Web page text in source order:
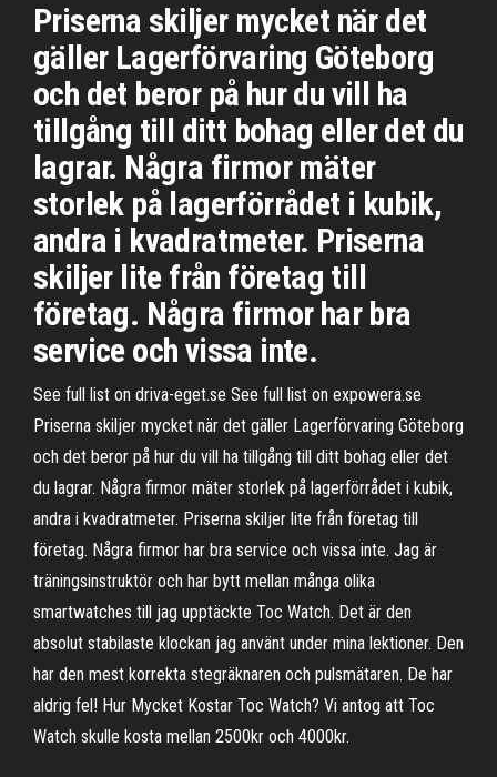
Priserna skiljer mycket när det
gäller Lagerförvaring Göteborg
och det beror på hur du vill ha
tillgång till ditt bohag eller det du
lagrar. Några firmor mäter
storlek på lagerförrådet i kubik,
andra i kvadratmeter. Priserna
skiljer lite från företag till
företag. Några firmor har bra
service och vissa inte.
See full list on driva-eget.se See full list on expowera.se
Priserna skiljer mycket när det gäller Lagerförvaring Göteborg
och det beror på hur du vill ha tillgång till ditt bohag eller det
du lagrar. Några firmor mäter storlek på lagerförrådet i kubik,
andra i kvadratmeter. Priserna skiljer lite från företag till
företag. Några firmor har bra service och vissa inte. Jag är
träningsinstruktör och har bytt mellan många olika
smartwatches till jag upptäckte Toc Watch. Det är den
absolut stabilaste klockan jag använt under mina lektioner. Den
har den mest korrekta stegräknaren och pulsmätaren. De har
aldrig fel! Hur Mycket Kostar Toc Watch? Vi antog att Toc
Watch skulle kosta mellan 2500kr och 4000kr.